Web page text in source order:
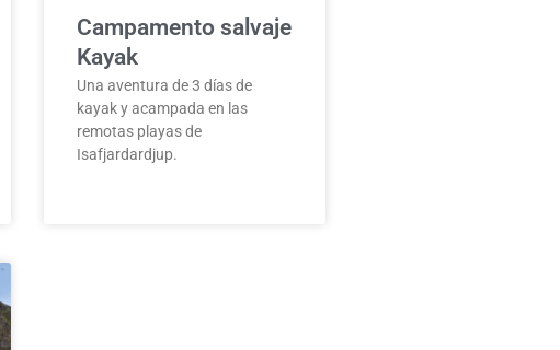
Campamento salvaje
Kayak
Una aventura de 3 días de
kayak y acampada en las
remotas playas de
Isafjardardjup.